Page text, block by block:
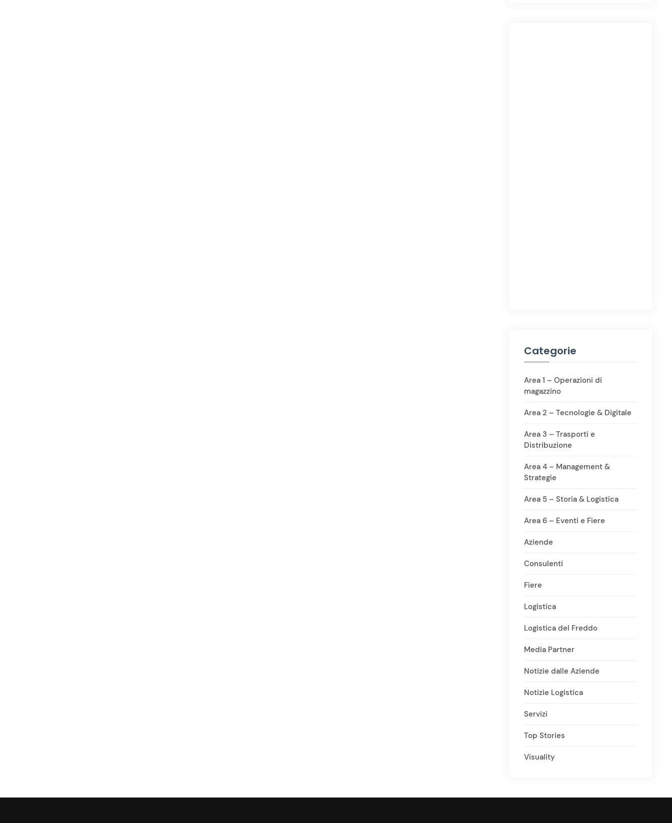
Categorie
Area 1 – Operazioni di
magazzino
Area 2 – Tecnologie & Digitale
Area 3 – Trasporti e
Distribuzione
Area 4 – Management &
Strategie
Area 5 – Storia & Logistica
Area 6 – Eventi e Fiere
Aziende
Consulenti
Fiere
Logistica
Logistica del Freddo
Media Partner
Notizie dalle Aziende
Notizie Logistica
Servizi
Top Stories
Visuality